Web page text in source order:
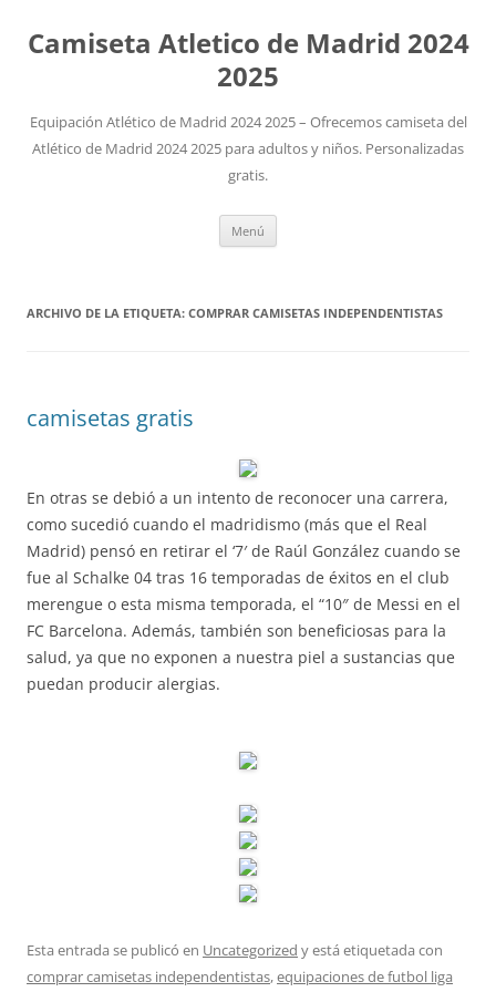
Camiseta Atletico de Madrid 2024
2025
Equipación Atlético de Madrid 2024 2025 – Ofrecemos camiseta del
Atlético de Madrid 2024 2025 para adultos y niños. Personalizadas
gratis.
Menú
ARCHIVO DE LA ETIQUETA: COMPRAR CAMISETAS INDEPENDENTISTAS
camisetas gratis
En otras se debió a un intento de reconocer una carrera,
como sucedió cuando el madridismo (más que el Real
Madrid) pensó en retirar el ‘7′ de Raúl González cuando se
fue al Schalke 04 tras 16 temporadas de éxitos en el club
merengue o esta misma temporada, el “10″ de Messi en el
FC Barcelona. Además, también son beneficiosas para la
salud, ya que no exponen a nuestra piel a sustancias que
puedan producir alergias.
Esta entrada se publicó en Uncategorized y está etiquetada con
comprar camisetas independentistas,equipaciones de futbol liga